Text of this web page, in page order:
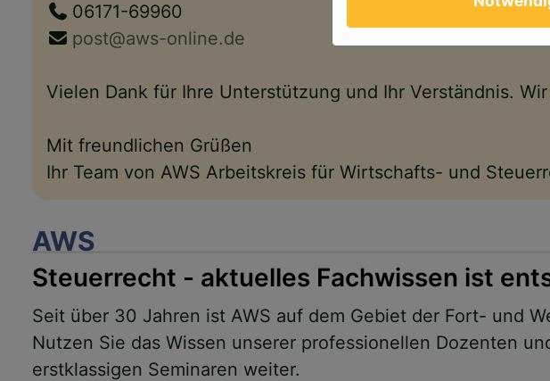
06171-69960
post@aws-online.de
Vielen Dank für Ihre Unterstützung und Ihr Verständnis.
Mit freundlichen Grüßen
Ihr Team von AWS Arbeitskreis für Wirtschafts- und
AWS
Steuerrecht - aktuelles Fachwissen ist
Seit über 30 Jahren ist AWS auf dem Gebiet der Fort- und
Nutzen Sie das Wissen unserer professionellen Dozenten
erstklassigen Seminaren weiter.